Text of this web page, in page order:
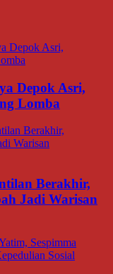
Depok Asri,
Lomba
Berakhir,
Jadi Warisan